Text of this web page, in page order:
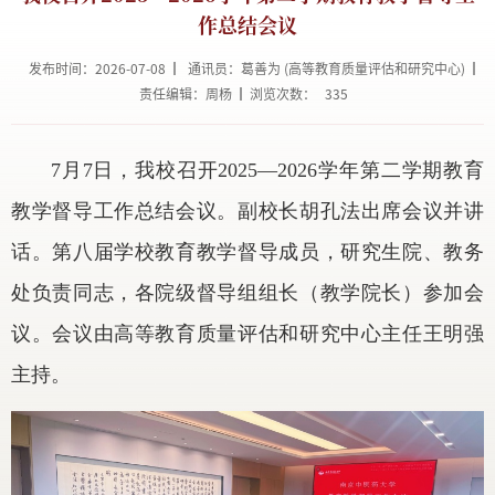
作总结会议
发布时间：2026-07-08
通讯员：葛善为 (高等教育质量评估和研究中心)
责任编辑：周杨
浏览次数： 335
7月7日，我校召开2025—2026学年第二学期教育
教学督导工作总结会议。副校长胡孔法出席会议并讲
话。第八届学校教育教学督导成员，研究生院、教务
处负责同志，各院级督导组组长（教学院长）参加会
议。会议由高等教育质量评估和研究中心主任王明强
主持。